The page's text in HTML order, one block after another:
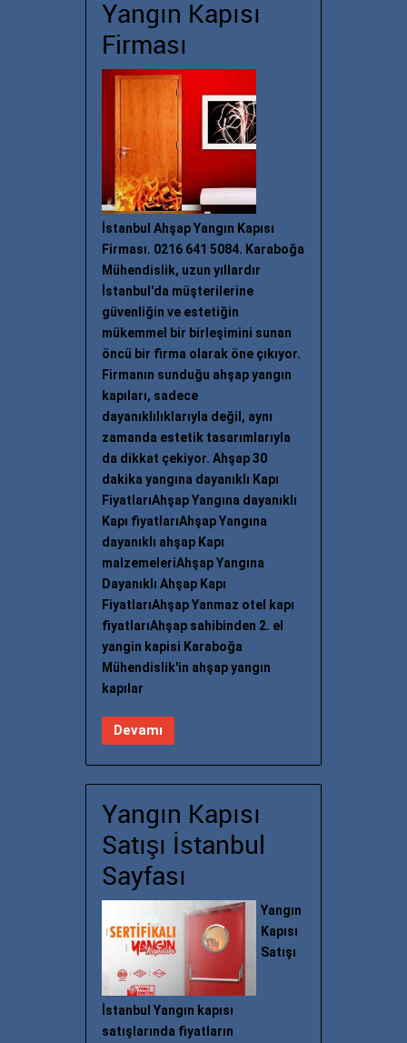
Yangın Kapısı
Firması
İstanbul Ahşap Yangın Kapısı
Firması. 0216 641 5084. Karaboğa
Mühendislik, uzun yıllardır
İstanbul'da müşterilerine
güvenliğin ve estetiğin
mükemmel bir birleşimini sunan
öncü bir firma olarak öne çıkıyor.
Firmanın sunduğu ahşap yangın
kapıları, sadece
dayanıklılıklarıyla değil, aynı
zamanda estetik tasarımlarıyla
da dikkat çekiyor. Ahşap 30
dakika yangına dayanıklı Kapı
FiyatlarıAhşap Yangına dayanıklı
Kapı fiyatlarıAhşap Yangına
dayanıklı ahşap Kapı
malzemeleriAhşap Yangına
Dayanıklı Ahşap Kapı
FiyatlarıAhşap Yanmaz otel kapı
fiyatlarıAhşap sahibinden 2. el
yangin kapisi Karaboğa
Mühendislik'in ahşap yangın
kapılar
Devamı
Yangın Kapısı
Satışı İstanbul
Sayfası
Yangın
Kapısı
Satışı
İstanbul Yangın kapısı
satışlarında fiyatların